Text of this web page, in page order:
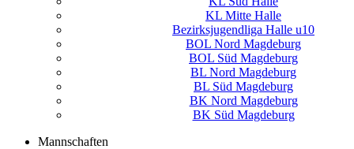
KL Mitte Halle
Bezirksjugendliga Halle u10
BOL Nord Magdeburg
BOL Süd Magdeburg
BL Nord Magdeburg
BL Süd Magdeburg
BK Nord Magdeburg
BK Süd Magdeburg
Mannschaften